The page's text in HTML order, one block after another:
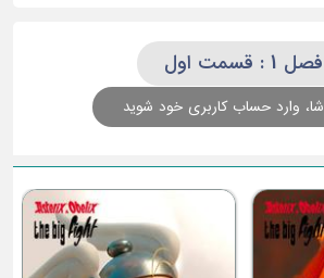
فصل 1 : قسمت اول
وارد حساب کاربری خود شوید
قسمت چهارم